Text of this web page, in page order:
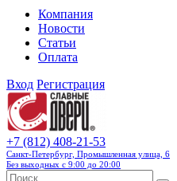
Компания
Новости
Статьи
Оплата
Вход Регистрация
+7 (812) 408-21-53
Санкт-Петербург, Промышленная улица, 6
Без выходных с 9:00 до 20:00